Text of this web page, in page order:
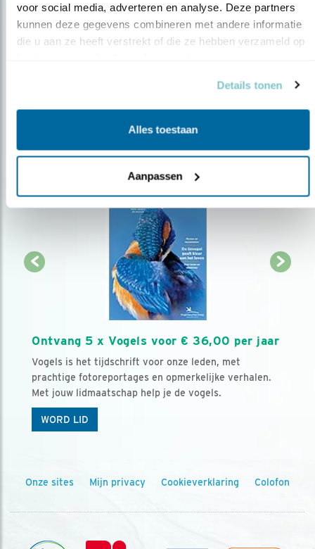
voor social media, adverteren en analyse. Deze partners
kunnen deze gegevens combineren met andere informatie
die u aan ze heeft verstrekt of die ze hebben verzameld op
Details tonen
Alles toestaan
Aanpassen
Meld je aan en ontvang nieuws, inspiratie, acties en tips
over vogels en activiteiten van Vogelbescherming.
Ontvang 5 x Vogels voor € 36,00 per jaar
Vogels is het tijdschrift voor onze leden, met
prachtige fotoreportages en opmerkelijke verhalen.
Met jouw lidmaatschap help je de vogels.
WORD LID
Onze sites Mijn privacy Cookieverklaring Colofon